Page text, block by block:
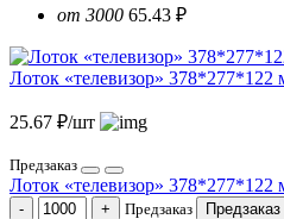
от 3000 65.43 ₽
Лоток «телевизор»
25.67 ₽/шт
Предзаказ
Лоток «телевизор»
Предзаказ Предзаказ